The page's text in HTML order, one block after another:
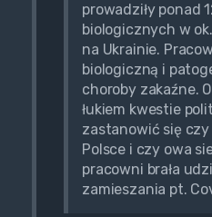
prowadziły ponad
biologicznych w
na Ukrainie.
biologiczną i
choroby zakaźne.
łukiem kwestie
zastanowić się czy
Polsce i czy owa
pracowni brała
zamieszania pt.